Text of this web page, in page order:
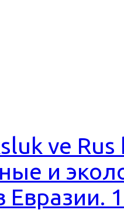
ve Rus
и
Евразии.